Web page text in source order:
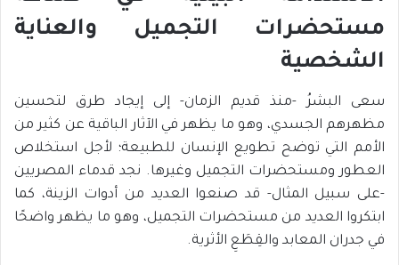
مستحضرات التجميل والعناية
الشخصية
سعى البشرُ -منذ قديم الزمان- إلى إيجاد طرق لتحسين
مظهرهم الجسدي، وهو ما يظهر في الآثار الباقية عن كثير من
الأمم التي توضح تطويع الإنسان للطبيعة؛ لأجل استخلاص
العطور ومستحضرات التجميل وغيرها. نجد قدماء المصريين
-على سبيل المثال- قد صنعوا العديد من أدوات الزينة، كما
ابتكروا العديد من مستحضرات التجميل، وهو ما يظهر واضحًا
في جدران المعابد والقِطَعِ الأثرية.